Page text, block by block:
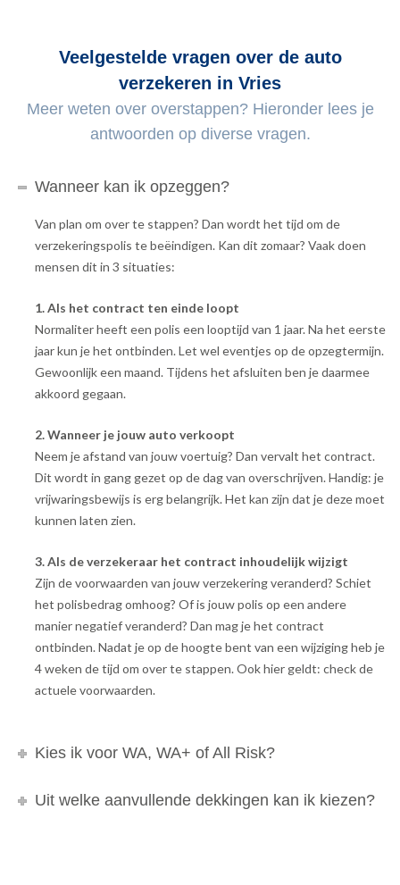
Veelgestelde vragen over de auto
verzekeren in Vries
Meer weten over overstappen? Hieronder lees je
antwoorden op diverse vragen.
Wanneer kan ik opzeggen?
Van plan om over te stappen? Dan wordt het tijd om de
verzekeringspolis te beëindigen. Kan dit zomaar? Vaak doen
mensen dit in 3 situaties:
1. Als het contract ten einde loopt
Normaliter heeft een polis een looptijd van 1 jaar. Na het eerste
jaar kun je het ontbinden. Let wel eventjes op de opzegtermijn.
Gewoonlijk een maand. Tijdens het afsluiten ben je daarmee
akkoord gegaan.
2. Wanneer je jouw auto verkoopt
Neem je afstand van jouw voertuig? Dan vervalt het contract.
Dit wordt in gang gezet op de dag van overschrijven. Handig: je
vrijwaringsbewijs is erg belangrijk. Het kan zijn dat je deze moet
kunnen laten zien.
3. Als de verzekeraar het contract inhoudelijk wijzigt
Zijn de voorwaarden van jouw verzekering veranderd? Schiet
het polisbedrag omhoog? Of is jouw polis op een andere
manier negatief veranderd? Dan mag je het contract
ontbinden. Nadat je op de hoogte bent van een wijziging heb je
4 weken de tijd om over te stappen. Ook hier geldt: check de
actuele voorwaarden.
Kies ik voor WA, WA+ of All Risk?
Uit welke aanvullende dekkingen kan ik kiezen?